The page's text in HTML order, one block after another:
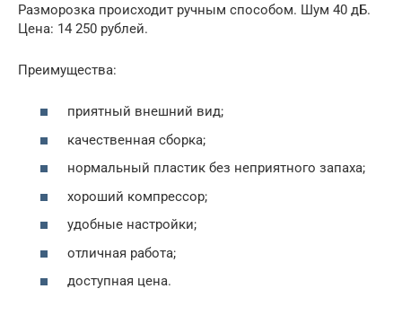
Разморозка происходит ручным способом. Шум 40 дБ.
Цена: 14 250 рублей.
Преимущества:
приятный внешний вид;
качественная сборка;
нормальный пластик без неприятного запаха;
хороший компрессор;
удобные настройки;
отличная работа;
доступная цена.